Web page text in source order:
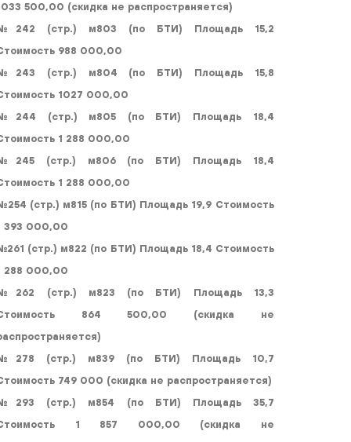
500,00 (скидка не распространяется)
(стр.) м803 (по БТИ) Площадь 15,2
988 000,00
(стр.) м804 (по БТИ) Площадь 15,8
1027 000,00
(стр.) м805 (по БТИ) Площадь 18,4
1 288 000,00
(стр.) м806 (по БТИ) Площадь 18,4
1 288 000,00
(стр.) м815 (по БТИ) Площадь 19,9 Стоимость
393 000,00
(стр.) м822 (по БТИ) Площадь 18,4 Стоимость
288 000,00
(стр.) м823 (по БТИ) Площадь 13,3
864 500,00 (скидка не
(стр.) м839 (по БТИ) Площадь 10,7
749 000 (скидка не распространяется)
(стр.) м854 (по БТИ) Площадь 35,7
1 857 000,00 (скидка не